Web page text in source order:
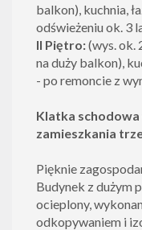
balkon), kuchnia,
odświeżeniu ok. 3
II Piętro:(wys. ok.
na duży balkon),
- po remoncie z
Klatka
zamieszkania
Pięknie
Budynek z dużym
ocieplony,
odkopywaniem i